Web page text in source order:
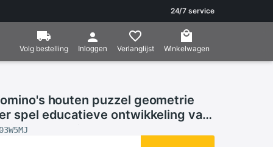
24/7 service
Volg bestelling Inloggen Verlanglijst Winkelwagen
houten puzzel geometrie
spel educatieve ontwikkeling van
van het kind